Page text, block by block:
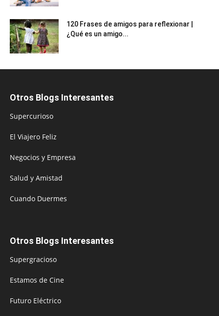
120 Frases de amigos para reflexionar |
¿Qué es un amigo...
Otros Blogs Interesantes
Supercurioso
El Viajero Feliz
Negocios y Empresa
Salud y Amistad
Cuando Duermes
Otros Blogs Interesantes
Supergracioso
Estamos de Cine
Futuro Eléctrico